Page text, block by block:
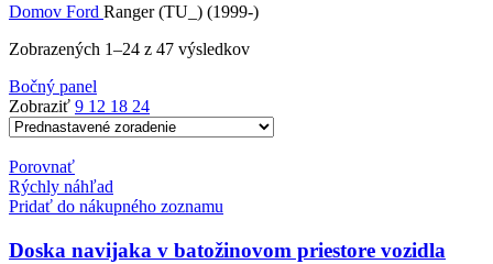
Domov Ford Ranger (TU_) (1999-)
Zobrazených 1–24 z 47 výsledkov
Bočný panel
Zobraziť 9 12 18 24
Porovnať
Rýchly náhľad
Pridať do nákupného zoznamu
Doska navijaka v batožinovom priestore vozidla